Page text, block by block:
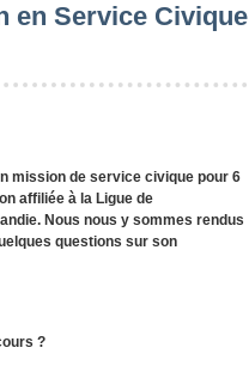
en Service Civique
mission de service civique pour 6
affiliée à la Ligue de
Nous nous y sommes rendus
questions sur son
?